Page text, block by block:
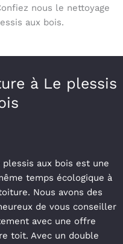
nous le nettoyage
aux bois.
à Le plessis
aux bois est une
temps écologique à
Nous avons des
de vous conseiller
avec une offre
toit. Avec un double